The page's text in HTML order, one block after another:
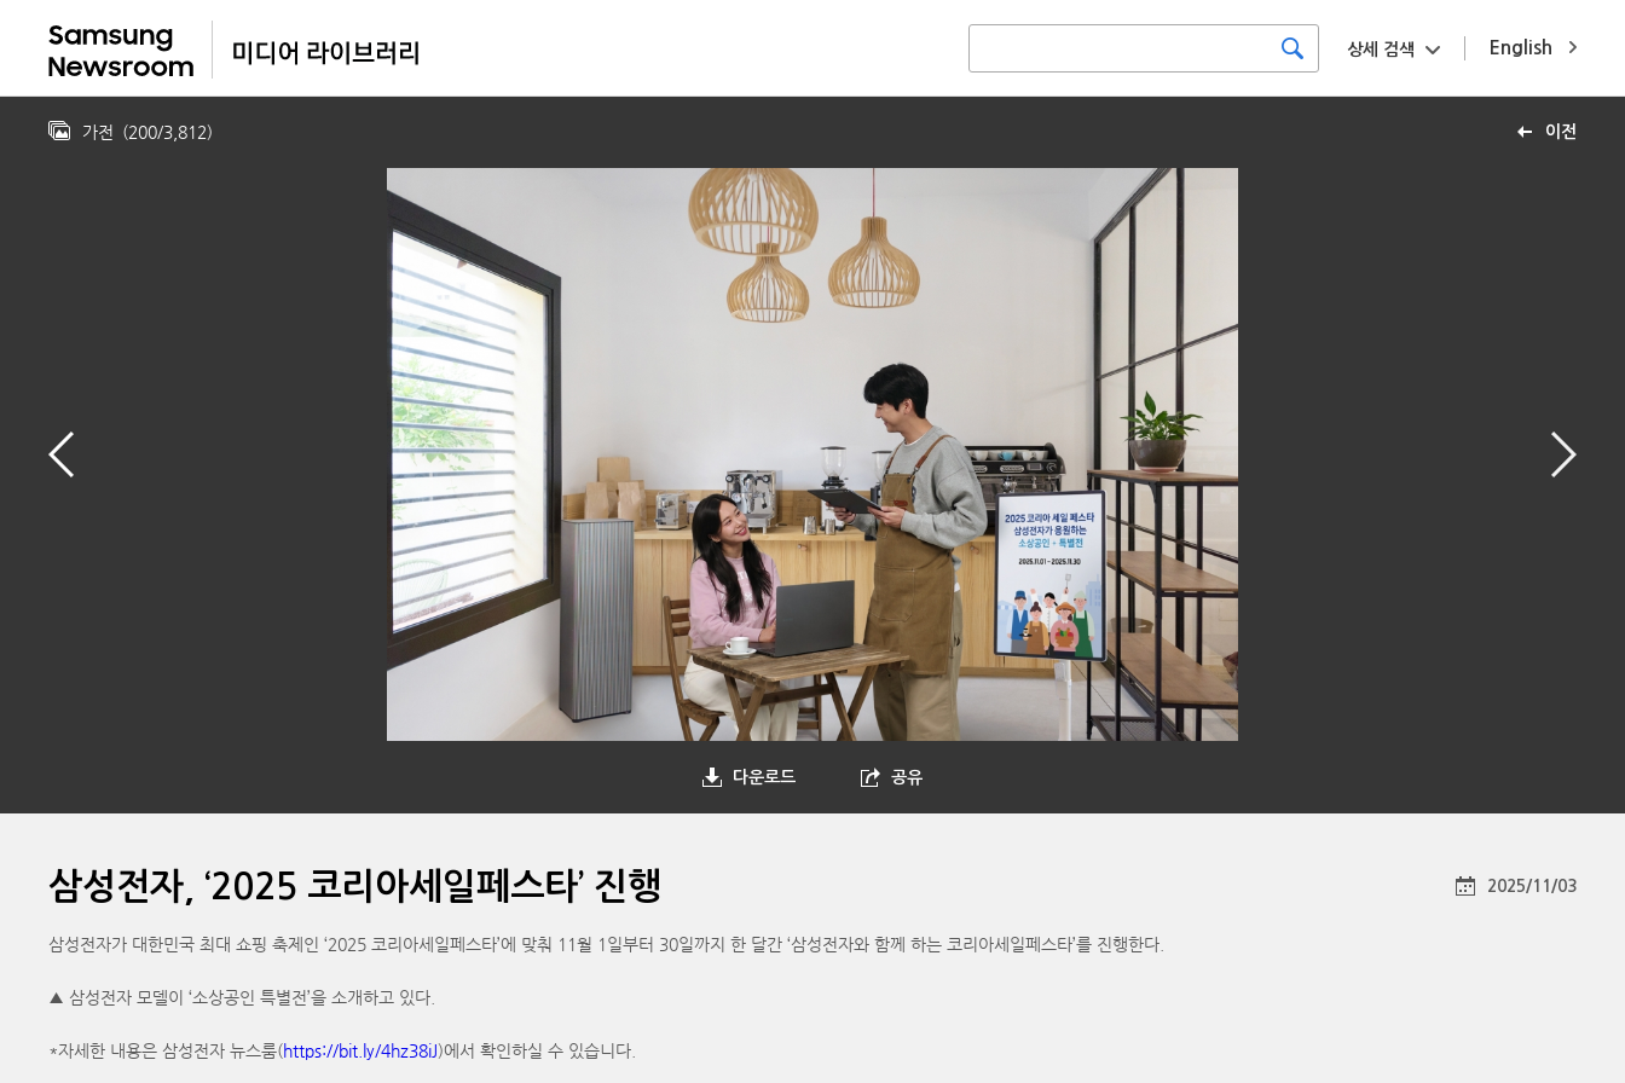
English
상세 검색
이전
가전 (200/3,812)
다운로드 공유
삼성전자, ‘2025 코리아세일페스타’ 진행 2025/11/03
삼성전자가 대한민국 최대 쇼핑 축제인 ‘2025 코리아세일페스타’에 맞춰 11월 1일부터 30일까지 한 달간 ‘삼성전자와 함께 하는 코리아세일페스타’를 진행한다.
▲ 삼성전자 모델이 ‘소상공인 특별전’을 소개하고 있다.
*자세한 내용은 삼성전자 뉴스룸(https://bit.ly/4hz38iJ)에서 확인하실 수 있습니다.